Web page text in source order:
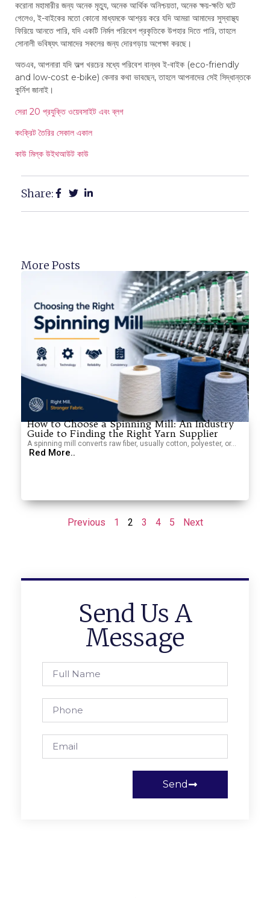
করোনা মহামারীর জন্য অনেক মৃত্যু, অনেক আর্থিক অনিশ্চয়তা, অনেক ক্ষয়-ক্ষতি ঘটে
গেলেও, ই-বাইকের মতো কোনো মাধ্যমকে আশ্রয় করে যদি আমরা আমাদের সুস্বাস্থ্য
ফিরিয়ে আনতে পারি, যদি একটি নির্মল পরিবেশ প্রকৃতিকে উপহার দিতে পারি, তাহলে
সোনালী ভবিষ্যৎ আমাদের সকলের জন্য দোরগড়ায় অপেক্ষা করছে।
অতএব, আপনারা যদি অল্প খরচের মধ্যে পরিবেশ বান্ধব ই-বাইক (eco-friendly
and low-cost e-bike) কেনার কথা ভাবছেন, তাহলে আপনাদের সেই সিদ্ধান্তকে
কুর্নিশ জানাই।
সেরা 20 প্রযুক্তি ওয়েবসাইট এবং ব্লগ
কংক্রিট তৈরির সেকাল একাল
কাউ মিল্ক উইথআউট কাউ
Share:
More Posts
How to Choose a Spinning Mill: An Industry
Guide to Finding the Right Yarn Supplier
A spinning mill converts raw fiber, usually cotton, polyester, or...
Red More..
Previous 1 2 3 4 5 Next
Send Us A
Message
Send